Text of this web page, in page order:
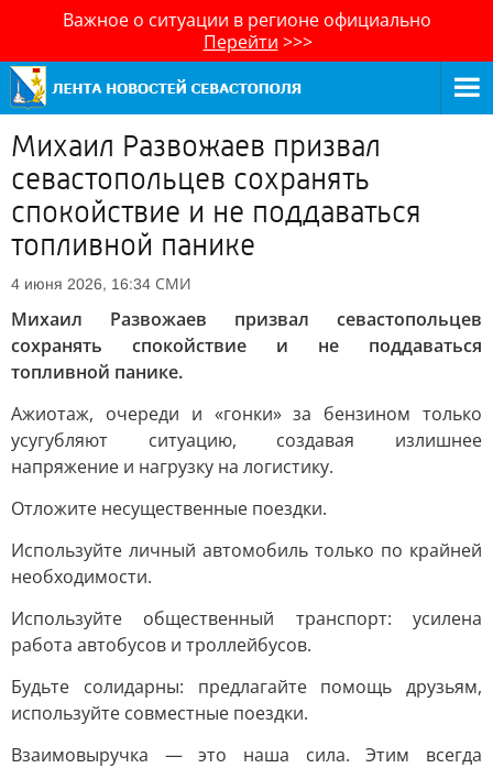
Важное о ситуации в регионе официально
Перейти >>>
Михаил Развожаев призвал
севастопольцев сохранять
спокойствие и не поддаваться
топливной панике
4 июня 2026, 16:34 СМИ
Михаил Развожаев призвал севастопольцев
сохранять спокойствие и не поддаваться
топливной панике.
Ажиотаж, очереди и «гонки» за бензином только
усугубляют ситуацию, создавая излишнее
напряжение и нагрузку на логистику.
Отложите несущественные поездки.
Используйте личный автомобиль только по крайней
необходимости.
Используйте общественный транспорт: усилена
работа автобусов и троллейбусов.
Будьте солидарны: предлагайте помощь друзьям,
используйте совместные поездки.
Взаимовыручка — это наша сила. Этим всегда